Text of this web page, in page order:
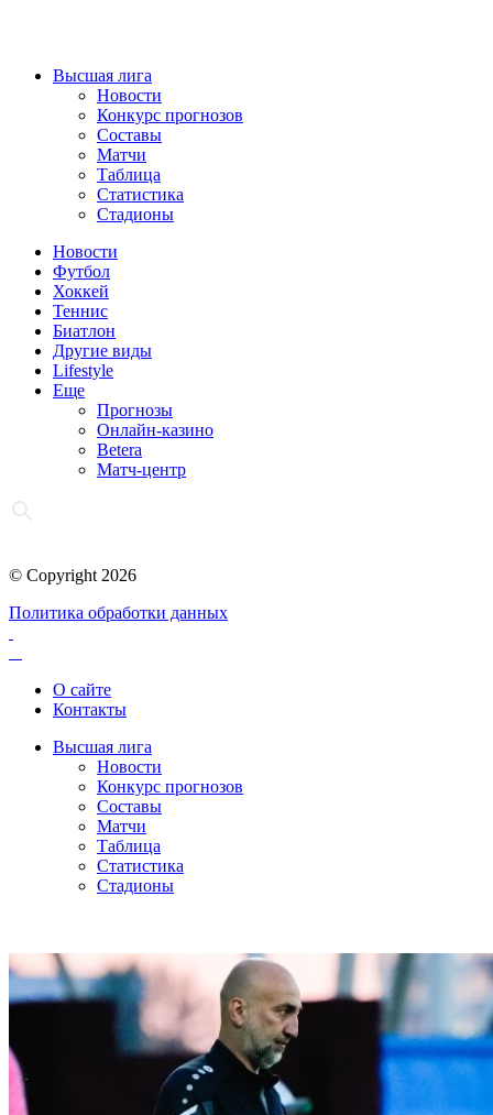
Высшая лига
Новости
Конкурс прогнозов
Составы
Матчи
Таблица
Статистика
Стадионы
Новости
Футбол
Хоккей
Теннис
Биатлон
Другие виды
Lifestyle
Еще
Прогнозы
Онлайн-казино
Betera
Матч-центр
© Copyright 2026
Политика обработки данных
О сайте
Контакты
Высшая лига
Новости
Конкурс прогнозов
Составы
Матчи
Таблица
Статистика
Стадионы